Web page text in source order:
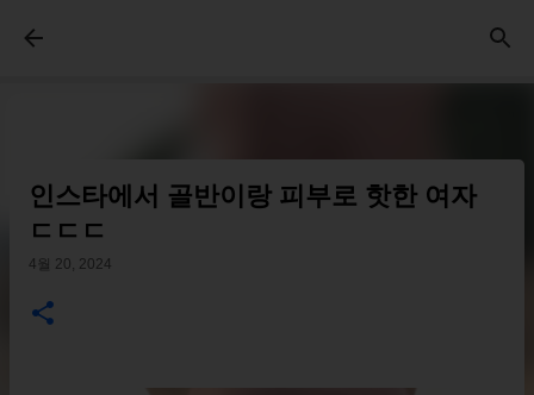
인스타에서 골반이랑 피부로 핫한 여자
ㄷㄷㄷ
4월 20, 2024